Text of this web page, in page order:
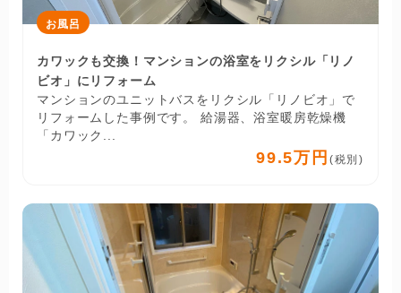
お風呂
カワックも交換！マンションの浴室をリクシル「リノ
ビオ」にリフォーム
マンションのユニットバスをリクシル「リノビオ」で
リフォームした事例です。 給湯器、浴室暖房乾燥機
「カワック...
99.5万円 (税別)